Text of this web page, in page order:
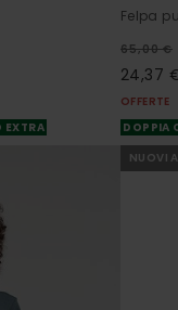
EXTRA
Felpa
65,00 €
24,37
OFFERTE
DOPPIA
NUOVI